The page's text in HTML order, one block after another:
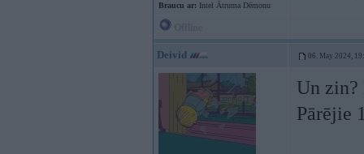
Braucu ar: Intel Ātruma Dēmonu
Deivid 06. May 2024,
Un zin?
Pārējie